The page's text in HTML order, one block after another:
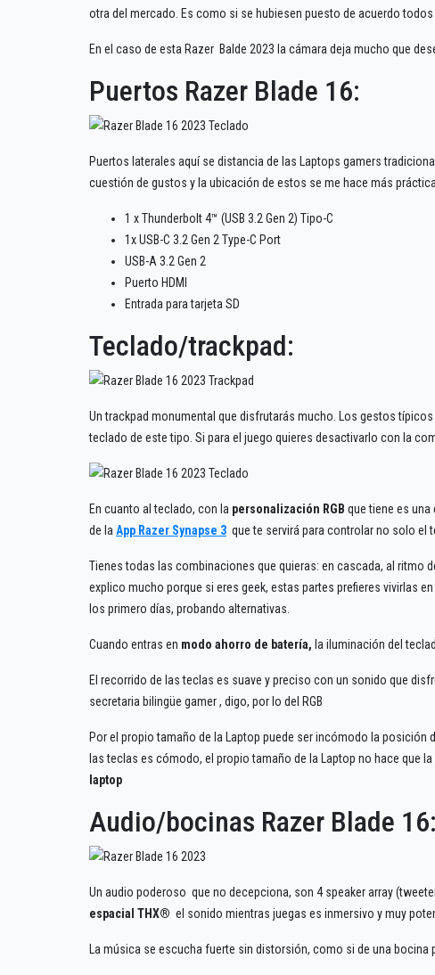
otra del mercado. Es como si se hubiesen puesto de acuerdo
En el caso de esta Razer Balde 2023 la cámara deja mucho que
Puertos Razer Blade 16:
Puertos laterales aquí se distancia de las Laptops gamers
cuestión de gustos y la ubicación de estos se me hace más práctica.
1 x Thunderbolt 4™ (USB 3.2 Gen 2) Tipo-C
1x USB-C 3.2 Gen 2 Type-C Port
USB-A 3.2 Gen 2
Puerto HDMI
Entrada para tarjeta SD
Teclado/trackpad:
Un trackpad monumental que disfrutarás mucho. Los gestos
teclado de este tipo. Si para el juego quieres desactivarlo con la
En cuanto al teclado, con la personalización RGB que tiene es
de la App Razer Synapse 3 que te servirá para controlar no solo el
Tienes todas las combinaciones que quieras: en cascada, al ritmo
explico mucho porque si eres geek, estas partes prefieres vivirlas
los primero días, probando alternativas.
Cuando entras en modo ahorro de batería, la iluminación del
El recorrido de las teclas es suave y preciso con un sonido que
secretaria bilingüe gamer , digo, por lo del RGB
Por el propio tamaño de la Laptop puede ser incómodo la
las teclas es cómodo, el propio tamaño de la Laptop no hace que
laptop
Audio/bocinas Razer Blade 16:
Un audio poderoso que no decepciona, son 4 speaker array
espacial THX® el sonido mientras juegas es inmersivo y muy
La música se escucha fuerte sin distorsión, como si de una